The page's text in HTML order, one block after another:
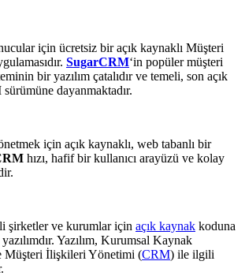
için ücretsiz bir açık kaynaklı Müşteri
SugarCRM‘in popüler müşteri
bir yazılım çatalıdır ve temeli, son açık
dayanmaktadır.
için açık kaynaklı, web tabanlı bir
hızı, hafif bir kullanıcı arayüzü ve kolay
şirketler ve kurumlar için açık kaynak koduna
Yazılım, Kurumsal Kaynak
Müşteri İlişkileri Yönetimi (CRM) ile ilgili